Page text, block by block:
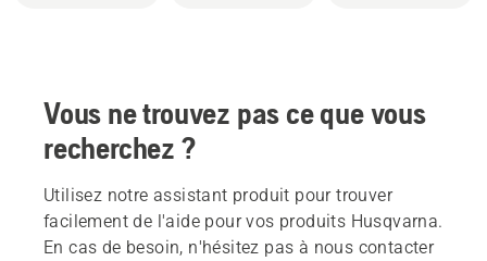
Vous ne trouvez pas ce que vous
recherchez ?
Utilisez notre assistant produit pour trouver
facilement de l'aide pour vos produits Husqvarna.
En cas de besoin, n'hésitez pas à nous contacter